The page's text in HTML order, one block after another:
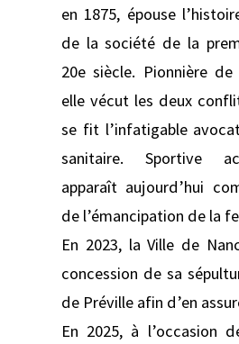
en 1875, épouse
de la société de la
20e siècle. Pionnière de
elle vécut les deux
se fit l’infatigable
sanitaire. Sportive
apparaît aujourd’hui
de l’émancipation de la
En 2023, la Ville de
concession de sa
de Préville afin d’en
En 2025, à l’occasion